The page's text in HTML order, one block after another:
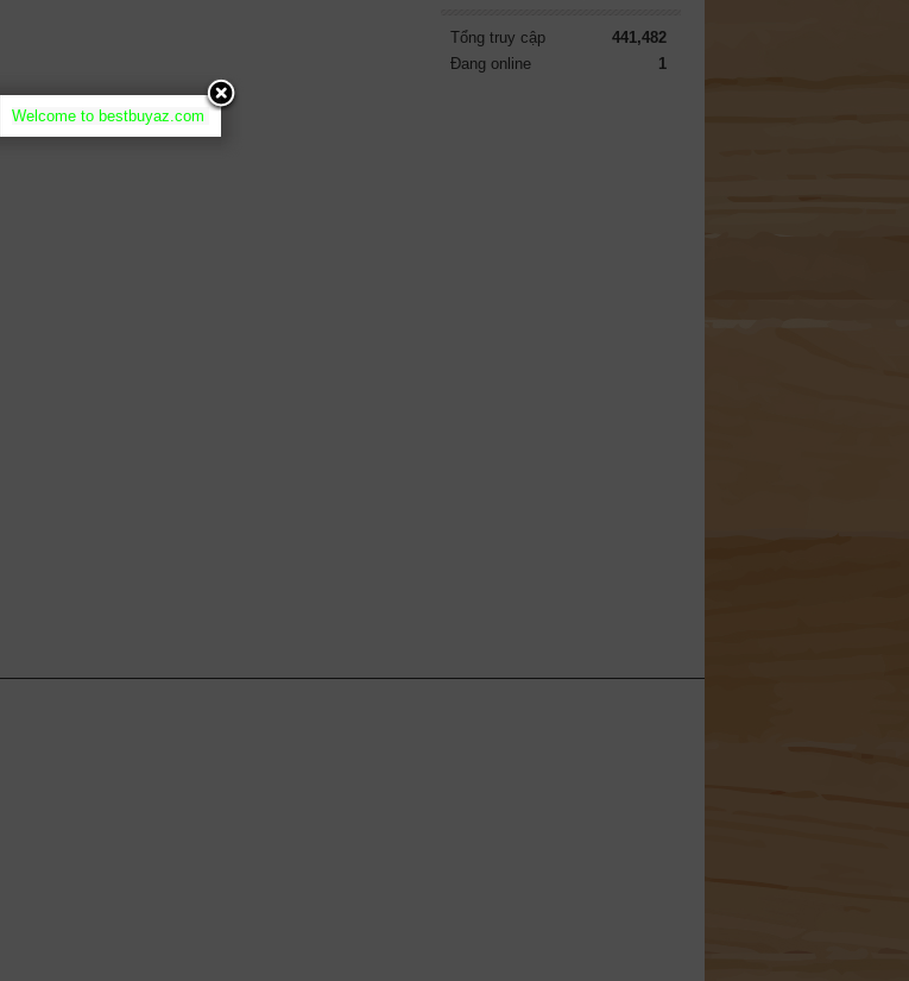
Tổng truy cập
441,482
Đang online
1
Welcome to bestbuyaz.com